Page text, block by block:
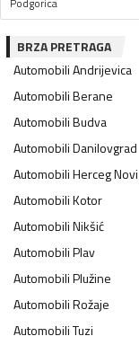
BRZA PRETRAGA
AutomobiliAndrijevica
AutomobiliBerane
AutomobiliBudva
AutomobiliDanilovgrad
AutomobiliHerceg Novi
AutomobiliKotor
AutomobiliNikšić
AutomobiliPlav
AutomobiliPlužine
AutomobiliRožaje
AutomobiliTuzi